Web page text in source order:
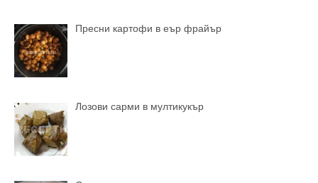
Пресни картофи в еър фрайър
Лозови сарми в мултикукър